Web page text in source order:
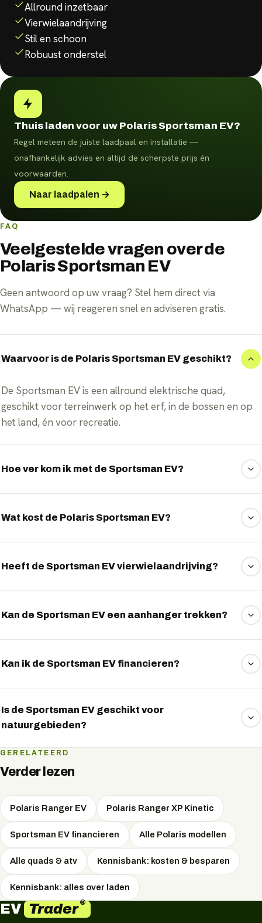
Allround inzetbaar
Vierwielaandrijving
Stil en schoon
Robuust onderstel
Thuis laden voor uw Polaris Sportsman EV?
Regel meteen de juiste laadpaal en installatie —
onafhankelijk advies en altijd de scherpste prijs én
voorwaarden.
Naar laadpalen →
FAQ
Veelgestelde vragen over de
Polaris Sportsman EV
Geen antwoord op uw vraag? Stel hem direct via
WhatsApp — wij reageren snel en adviseren gratis.
Waarvoor is de Polaris Sportsman EV geschikt?
De Sportsman EV is een allround elektrische quad,
geschikt voor terreinwerk op het erf, in de bossen en op
het land, én voor recreatie.
Hoe ver kom ik met de Sportsman EV?
kilometer.
Wat kost de Polaris Sportsman EV?
gekozen uitvoering, looptijd en het jaarkilometrage. Als
voorstel aan via WhatsApp.
Heeft de Sportsman EV vierwielaandrijving?
optimale grip en trekkracht in het terrein.
Kan de Sportsman EV een aanhanger trekken?
Sportsman EV aanhangers en werktuigen.
Kan ik de Sportsman EV financieren?
EV.
Is de Sportsman EV geschikt voor
natuurgebieden?
Ja, door het ontbreken van uitstoot en het lage
geluidsniveau is de Sportsman EV ideaal voor werk in
GERELATEERD
Verder lezen
Polaris Ranger EV Polaris Ranger XP Kinetic
Sportsman EV financieren Alle Polaris modellen
Alle quads & atv Kennisbank: kosten & besparen
Kennisbank: alles over laden
EV Trader®